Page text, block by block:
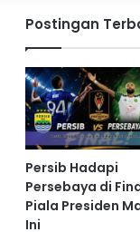
Postingan
Persib Hadapi
Persebaya di
Piala Presiden
Ini